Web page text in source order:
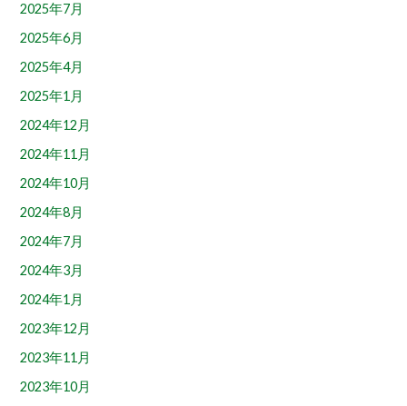
2025年7月
2025年6月
2025年4月
2025年1月
2024年12月
2024年11月
2024年10月
2024年8月
2024年7月
2024年3月
2024年1月
2023年12月
2023年11月
2023年10月